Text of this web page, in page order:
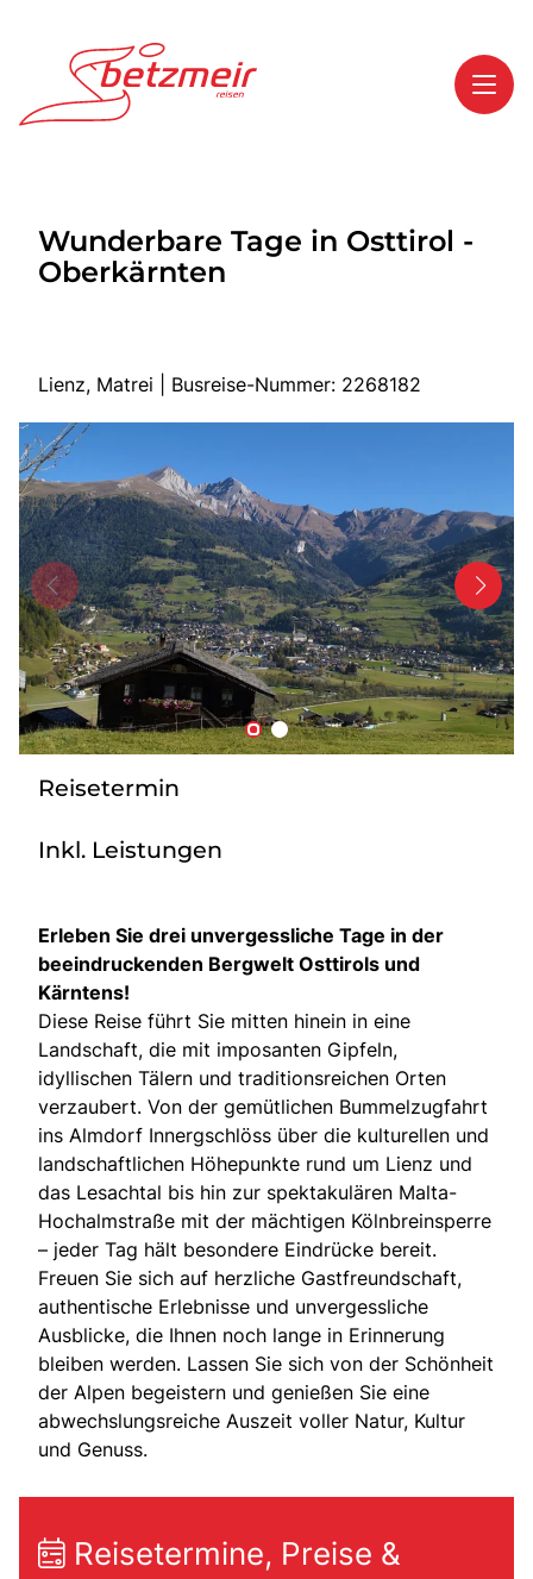
Highlights
Service
Start
Mehrtagesreisen
Tagesreisen
Bus mieten
Service
Kontakt
Wunderbare Tage in Osttirol -
Oberkärnten
Lienz, Matrei | Busreise-Nummer: 2268182
Reisetermin
Inkl. Leistungen
Erleben Sie drei unvergessliche Tage in der
beeindruckenden Bergwelt Osttirols und
Kärntens!
Diese Reise führt Sie mitten hinein in eine
Landschaft, die mit imposanten Gipfeln,
idyllischen Tälern und traditionsreichen Orten
verzaubert. Von der gemütlichen Bummelzugfahrt
ins Almdorf Innergschlöss über die kulturellen und
landschaftlichen Höhepunkte rund um Lienz und
das Lesachtal bis hin zur spektakulären Malta-
Hochalmstraße mit der mächtigen Kölnbreinsperre
– jeder Tag hält besondere Eindrücke bereit.
Freuen Sie sich auf herzliche Gastfreundschaft,
authentische Erlebnisse und unvergessliche
Ausblicke, die Ihnen noch lange in Erinnerung
bleiben werden. Lassen Sie sich von der Schönheit
der Alpen begeistern und genießen Sie eine
abwechslungsreiche Auszeit voller Natur, Kultur
und Genuss.
Reisetermine, Preise &